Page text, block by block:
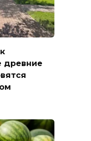
древние